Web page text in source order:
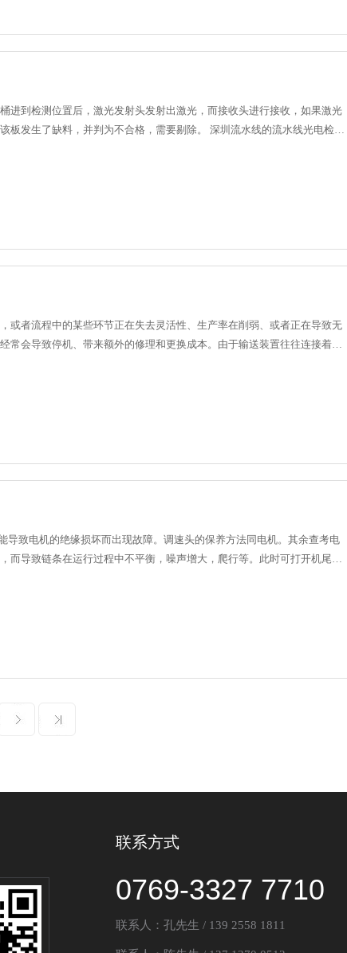
进到检测位置后，激光发射头发射出激光，而接收头进行接收，如果激光
发生了缺料，并判为不合格，需要剔除。 深圳流水线的流水线光电检测
或者流程中的某些环节正在失去灵活性、生产率在削弱、或者正在导致无
会导致停机、带来额外的修理和更换成本。由于输送装置往往连接着关
致电机的绝缘损坏而出现故障。调速头的保养方法同电机。其余查考电
导致链条在运行过程中不平衡，噪声增大，爬行等。此时可打开机尾的
联系方式
0769-3327 7710
联系人：孔先生 / 139 2558 1811